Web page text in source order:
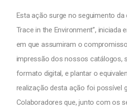
Esta ação surge no seguimento da
Trace in the Environment”, iniciada
em que assumiram o
impressão dos nossos catálogos,
formato digital, e plantar o
realização desta ação foi possível
Colaboradores que, junto com os